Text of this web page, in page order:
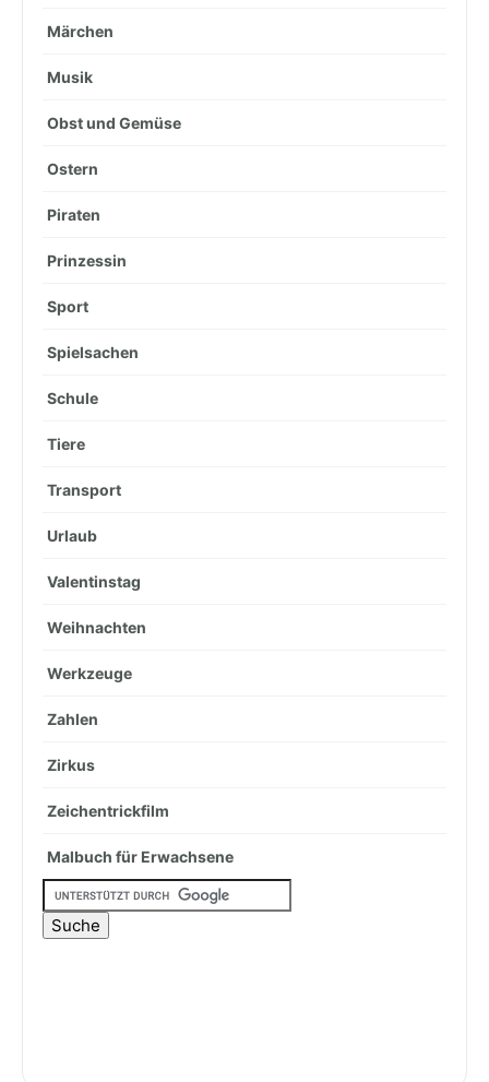
Märchen
Musik
Obst und Gemüse
Ostern
Piraten
Prinzessin
Sport
Spielsachen
Schule
Tiere
Transport
Urlaub
Valentinstag
Weihnachten
Werkzeuge
Zahlen
Zirkus
Zeichentrickfilm
Malbuch für Erwachsene